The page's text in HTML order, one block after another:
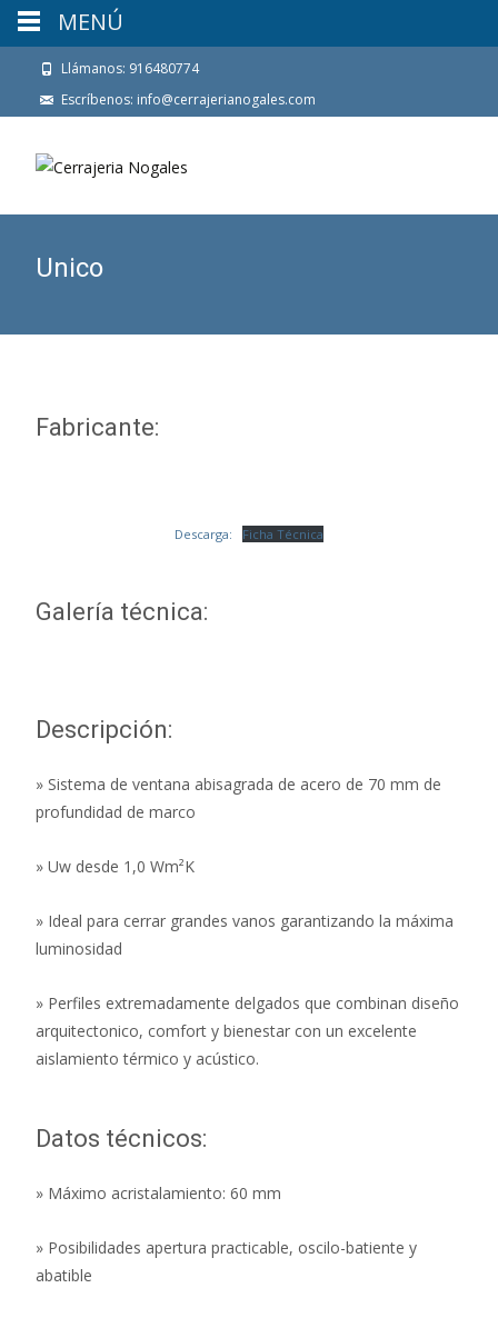
Llámanos: 916480774
Escríbenos: info@cerrajerianogales.com
Unico
Fabricante:
Descarga: Ficha Técnica
Galería técnica:
Descripción:
» Sistema de ventana abisagrada de acero de 70 mm de
profundidad de marco
» Uw desde 1,0 Wm²K
» Ideal para cerrar grandes vanos garantizando la máxima
luminosidad
» Perfiles extremadamente delgados que combinan diseño
arquitectonico, comfort y bienestar con un excelente
aislamiento térmico y acústico.
Datos técnicos:
» Máximo acristalamiento: 60 mm
» Posibilidades apertura practicable, oscilo-batiente y
abatible
MENÚ